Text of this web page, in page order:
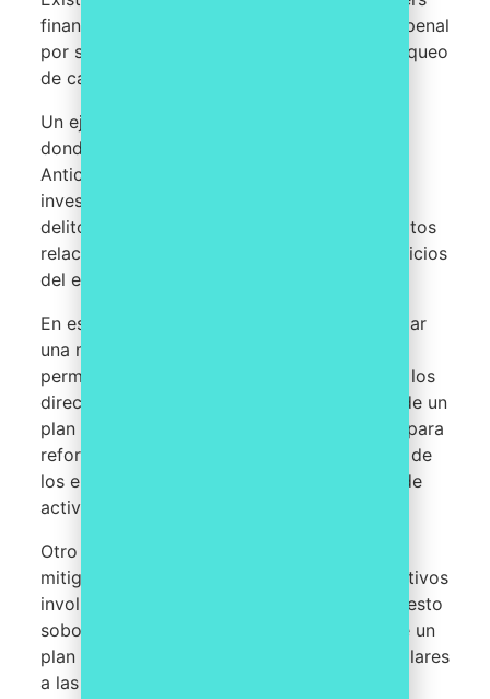
financieros han enfrentado responsabilidad penal
por su mala praxis en la prevención del blanqueo
de capitales.
Un ejemplo es el caso del Banco Santander,
donde se llegó a un acuerdo con la Fiscalía
Anticorrupción en 2019 para cerrar la
investigación sobre la posible comisión de
delitos de blanqueo de capitales y otros delitos
relacionados con la contratación de los servicios
del excomisario Villarejo.
En este caso, el banco fue condenado a pagar
una multa de 52 millones de euros, pero se
permitió mitigar la responsabilidad penal de los
directivos involucrados en el caso a través de un
plan de compliance. El plan incluía medidas para
reforzar los controles internos, la formación de
los empleados y la detección y prevención de
actividades delictivas en el futuro.
Otro caso es el del BBVA, donde se permitió
mitigar la responsabilidad penal de los directivos
involucrados en el caso de espionaje y supuesto
soborno a funcionarios públicos, a través de un
plan de compliance que incluía medidas similares
a las del caso del Banco Santander.